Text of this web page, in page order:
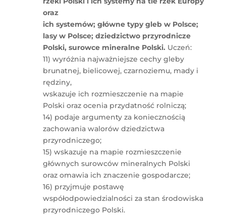
oraz
ich systemów; główne typy gleb w Polsce;
lasy w Polsce; dziedzictwo przyrodnicze
Polski, surowce mineralne Polski. Uczeń:
11) wyróżnia najważniejsze cechy gleby
brunatnej, bielicowej, czarnoziemu, mady i
rędziny,
wskazuje ich rozmieszczenie na mapie
Polski oraz ocenia przydatność rolniczą;
14) podaje argumenty za koniecznością
zachowania walorów dziedzictwa
przyrodniczego;
15) wskazuje na mapie rozmieszczenie
głównych surowców mineralnych Polski
oraz omawia ich znaczenie gospodarcze;
16) przyjmuje postawę
współodpowiedzialności za stan środowiska
przyrodniczego Polski.